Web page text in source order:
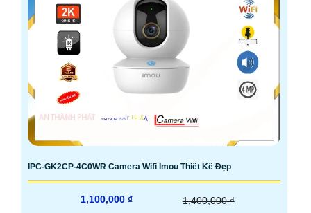
IPC-GK2CP-4C0WR Camera Wifi Imou Thiết Kế Đẹp
1,100,000 ₫ 1,400,000 ₫